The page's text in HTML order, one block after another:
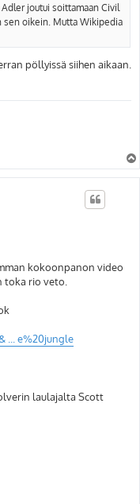
joutui soittamaan Civil
sen oikein. Mutta Wikipedia
pöllyissä siihen aikaan.
kokoonpanon video
toka rio veto.
... e%20jungle
laulajalta Scott